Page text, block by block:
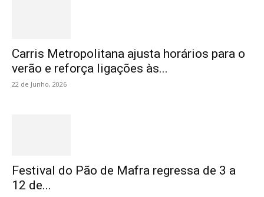
Carris Metropolitana ajusta horários para o
verão e reforça ligações às...
22 de Junho, 2026
Festival do Pão de Mafra regressa de 3 a
12 de...